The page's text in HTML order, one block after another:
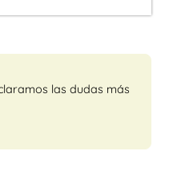
las dudas más